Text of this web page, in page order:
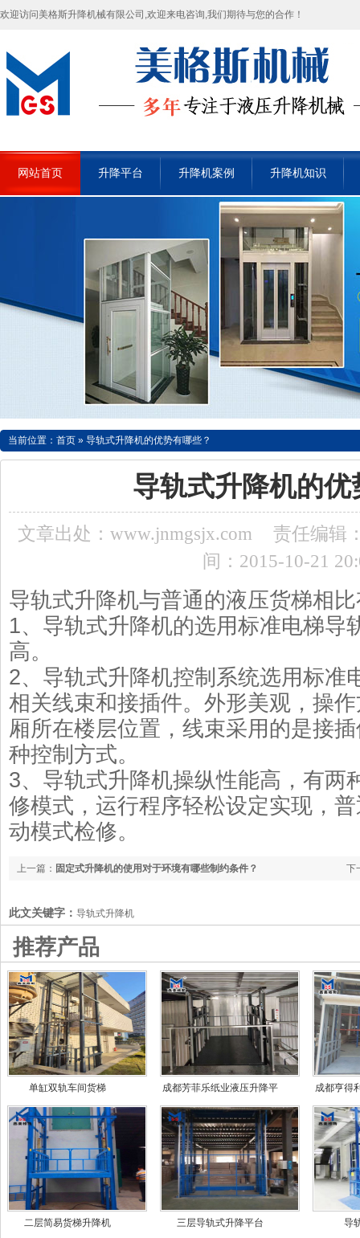
欢迎访问美格斯升降机械有限公司,欢迎来电咨询,我们期待与您的合作！
网站首页 升降平台 升降机案例 升降机知识
当前位置： 首页 » 导轨式升降机的优势有哪些？
导轨式升降机的
文章出处：www.jnmgsjx.com
责任编辑
间：2015-10-21
导轨式升降机与普通的液压货梯相
1、导轨式升降机的选用标准电梯导
高。
2、导轨式升降机控制系统选用标准
相关线束和接插件。外形美观，操
厢所在楼层位置，线束采用的是接
种控制方式。
3、导轨式升降机操纵性能高，有两
修模式，运行程序轻松设定实现，
动模式检修。
下
上一篇： 固定式升降机的使用对于环境有哪些制约条件？
此文关键字： 导轨式升降机
推荐产品
单缸双轨车间货梯
成都芳菲乐纸业液压升降平
成都亨得
二层简易货梯升降机 三层导轨式升降平台 导